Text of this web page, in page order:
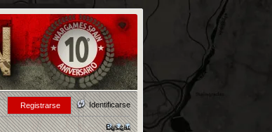
Identificarse
Registrarse
Buscar